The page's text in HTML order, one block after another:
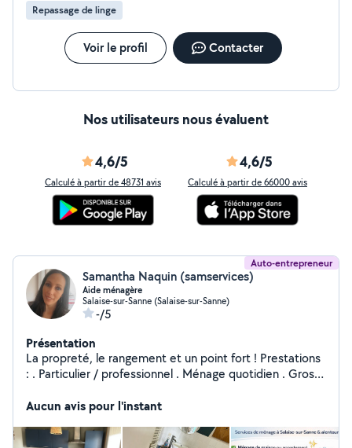
Repassage de linge
Voir le profil Contacter
Nos utilisateurs nous évaluent
4,6/5
Calculé à partir de 48731 avis
4,6/5
Calculé à partir de 66000 avis
Auto-entrepreneur
Samantha Naquin (samservices)
Aide ménagère
Salaise-sur-Sanne (Salaise-sur-Sanne)
-/5
Présentation
La propreté, le rangement et un point fort ! Prestations
: . Particulier / professionnel . Ménage quotidien . Gros
Aucun avis pour l'instant